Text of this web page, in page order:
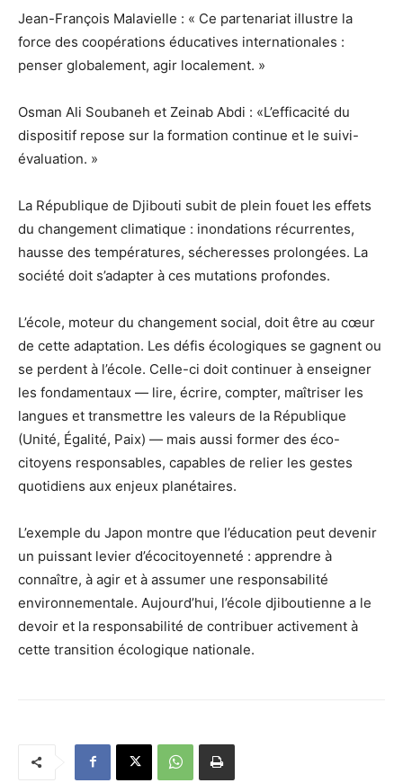
Jean-François Malavielle : « Ce partenariat illustre la
force des coopérations éducatives internationales :
penser globalement, agir localement. »
Osman Ali Soubaneh et Zeinab Abdi : «L’efficacité du
dispositif repose sur la formation continue et le suivi-
évaluation. »
La République de Djibouti subit de plein fouet les effets
du changement climatique : inondations récurrentes,
hausse des températures, sécheresses prolongées. La
société doit s’adapter à ces mutations profondes.
L’école, moteur du changement social, doit être au cœur
de cette adaptation. Les défis écologiques se gagnent ou
se perdent à l’école. Celle-ci doit continuer à enseigner
les fondamentaux — lire, écrire, compter, maîtriser les
langues et transmettre les valeurs de la République
(Unité, Égalité, Paix) — mais aussi former des éco-
citoyens responsables, capables de relier les gestes
quotidiens aux enjeux planétaires.
L’exemple du Japon montre que l’éducation peut devenir
un puissant levier d’écocitoyenneté : apprendre à
connaître, à agir et à assumer une responsabilité
environnementale. Aujourd’hui, l’école djiboutienne a le
devoir et la responsabilité de contribuer activement à
cette transition écologique nationale.